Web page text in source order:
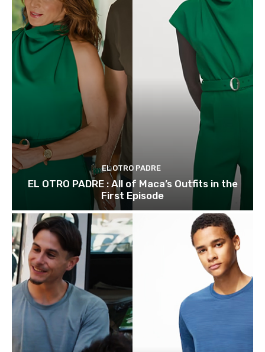
EL OTRO PADRE
EL OTRO PADRE : All of Maca’s Outfits in the
First Episode